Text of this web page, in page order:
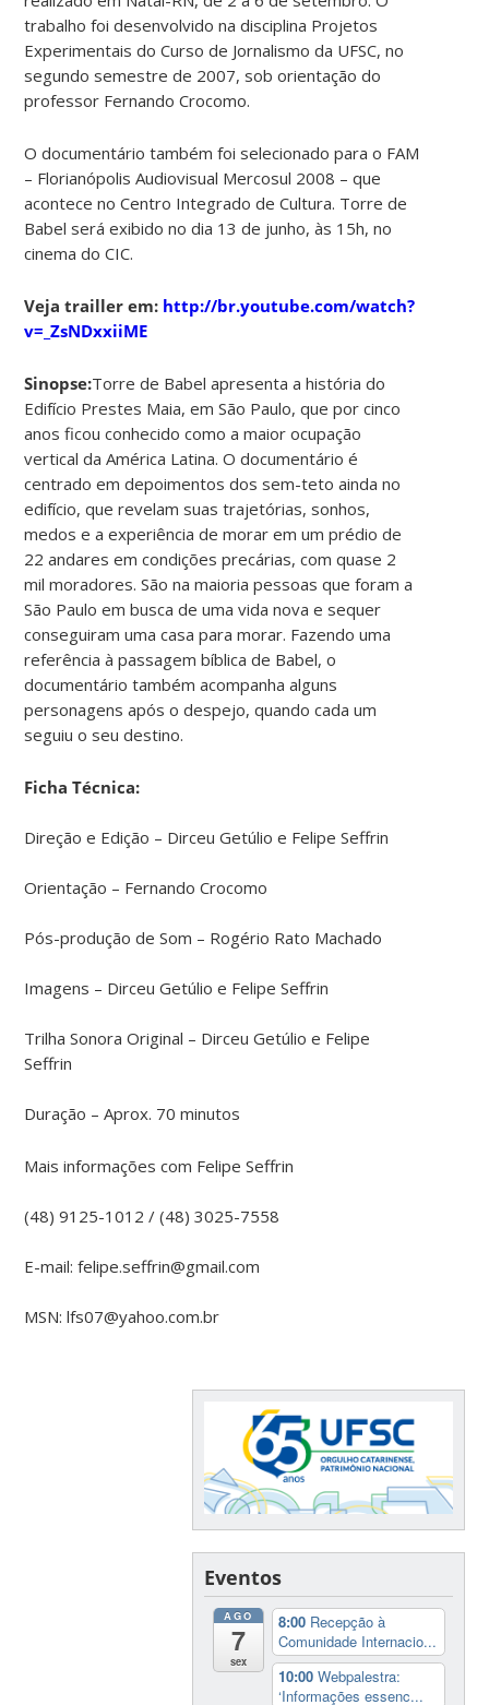
trabalho foi desenvolvido na disciplina Projetos
Experimentais do Curso de Jornalismo da UFSC, no
segundo semestre de 2007, sob orientação do
professor Fernando Crocomo.
O documentário também foi selecionado para o FAM
– Florianópolis Audiovisual Mercosul 2008 – que
acontece no Centro Integrado de Cultura. Torre de
Babel será exibido no dia 13 de junho, às 15h, no
cinema do CIC.
Veja trailler em: http://br.youtube.com/watch?
v=_ZsNDxxiiME
Sinopse:Torre de Babel apresenta a história do
Edifício Prestes Maia, em São Paulo, que por cinco
anos ficou conhecido como a maior ocupação
vertical da América Latina. O documentário é
centrado em depoimentos dos sem-teto ainda no
edifício, que revelam suas trajetórias, sonhos,
medos e a experiência de morar em um prédio de
22 andares em condições precárias, com quase 2
mil moradores. São na maioria pessoas que foram a
São Paulo em busca de uma vida nova e sequer
conseguiram uma casa para morar. Fazendo uma
referência à passagem bíblica de Babel, o
documentário também acompanha alguns
personagens após o despejo, quando cada um
seguiu o seu destino.
Ficha Técnica:
Direção e Edição – Dirceu Getúlio e Felipe Seffrin
Orientação – Fernando Crocomo
Pós-produção de Som – Rogério Rato Machado
Imagens – Dirceu Getúlio e Felipe Seffrin
Trilha Sonora Original – Dirceu Getúlio e Felipe
Seffrin
Duração – Aprox. 70 minutos
Mais informações com Felipe Seffrin
(48) 9125-1012 / (48) 3025-7558
E-mail: felipe.seffrin@gmail.com
MSN: lfs07@yahoo.com.br
Eventos
AGO
7
sex
8:00 Recepção à
Comunidade Internacio...
10:00Webpalestra:
‘Informações essenc...